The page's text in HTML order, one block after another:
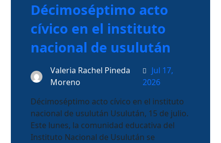
Décimoséptimo acto
cívico en el instituto
nacional de usulután
Valeria Rachel Pineda
Moreno
Jul 17,
2026
Décimoséptimo acto cívico en el instituto
nacional de usulután Usulután, 15 de julio.
Este lunes, la comunidad educativa del
Instituto Nacional de Usulután se